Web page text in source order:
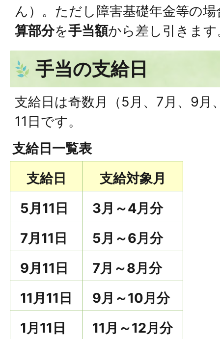
ん）。ただし障害基礎年金等の場
算部分を手当額から差し引きます
手当の支給日
支給日は奇数月（5月、7月、9月
11日です。
支給日一覧表
支給日
支給対象月
5月11日
3月～4月分
7月11日
5月～6月分
9月11日
7月～8月分
11月11日
9月～10月分
1月11日
11月～12月分